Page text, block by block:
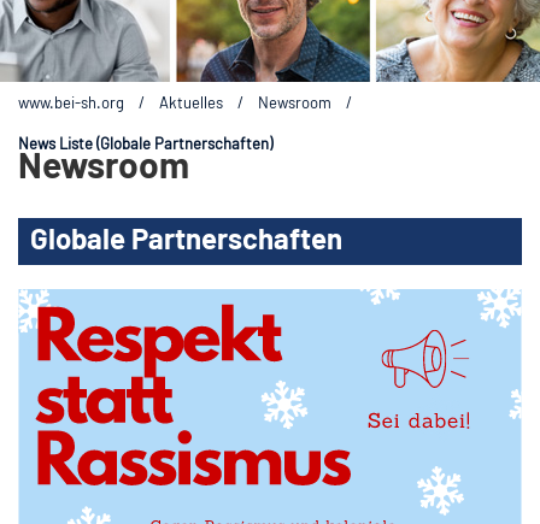
www.bei-sh.org / Aktuelles / Newsroom /
News Liste (Globale Partnerschaften)
Newsroom
Globale Partnerschaften